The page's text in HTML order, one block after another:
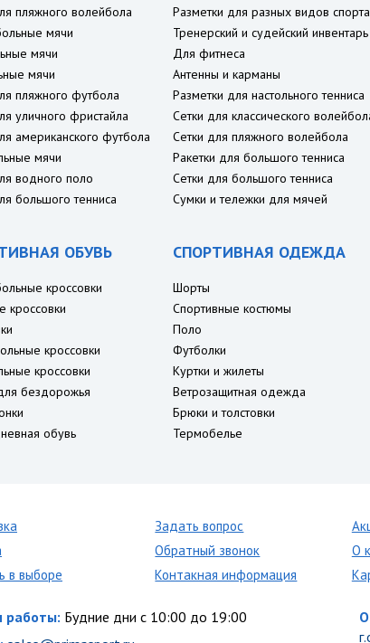
пляжного волейбола
мячи
мячи
мячи
пляжного футбола
уличного фристайла
американского футбола
мячи
водного поло
большого тенниса
Разметки для разных видов спорта
Тренерский и судейский инвентарь
Для фитнеса
Антенны и карманы
Разметки для настольного тенниса
Сетки для классического
Сетки для пляжного волейбола
Ракетки для большого тенниса
Сетки для большого тенниса
Сумки и тележки для мячей
ОБУВЬ
кроссовки
кроссовки
кроссовки
кроссовки
бездорожья
обувь
СПОРТИВНАЯ ОДЕЖДА
Шорты
Спортивные костюмы
Поло
Футболки
Куртки и жилеты
Ветрозащитная одежда
Брюки и толстовки
Термобелье
в выборе
Задать вопрос
Обратный звонок
Контакная информация
О
работы: Будние дни с 10:00 до 19:00